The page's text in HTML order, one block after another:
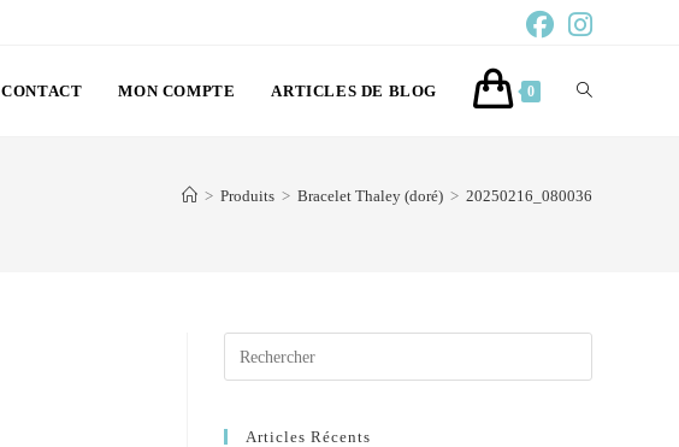
CONTACT MON COMPTE ARTICLES DE BLOG 0
> Produits > Bracelet Thaley (doré) > 20250216_080036
Articles Récents